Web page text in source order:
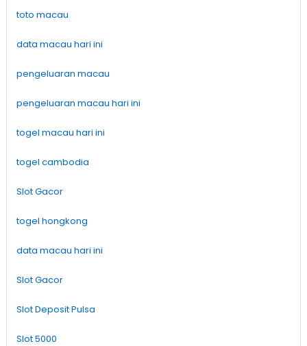
toto macau
data macau hari ini
pengeluaran macau
pengeluaran macau hari ini
togel macau hari ini
togel cambodia
Slot Gacor
togel hongkong
data macau hari ini
Slot Gacor
Slot Deposit Pulsa
Slot 5000